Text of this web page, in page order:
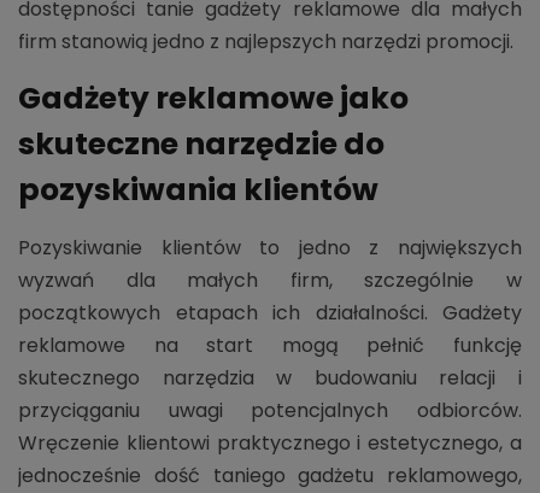
dostępności tanie gadżety reklamowe dla małych
firm stanowią jedno z najlepszych narzędzi promocji.
Gadżety reklamowe jako
skuteczne narzędzie do
pozyskiwania klientów
Pozyskiwanie klientów to jedno z największych
wyzwań dla małych firm, szczególnie w
początkowych etapach ich działalności. Gadżety
reklamowe na start mogą pełnić funkcję
skutecznego narzędzia w budowaniu relacji i
przyciąganiu uwagi potencjalnych odbiorców.
Wręczenie klientowi praktycznego i estetycznego, a
jednocześnie dość taniego gadżetu reklamowego,